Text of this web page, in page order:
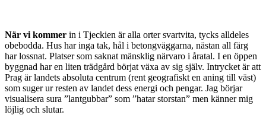
När vi kommer in i Tjeckien är alla orter svartvita, tycks alldeles
obebodda. Hus har inga tak, hål i betongväggarna, nästan all färg
har lossnat. Platser som saknat mänsklig närvaro i åratal. I en öppen
byggnad har en liten trädgård börjat växa av sig själv. Intrycket är att
Prag är landets absoluta centrum (rent geografiskt en aning till väst)
som suger ur resten av landet dess energi och pengar. Jag börjar
visualisera sura ”lantgubbar” som ”hatar storstan” men känner mig
löjlig och slutar.